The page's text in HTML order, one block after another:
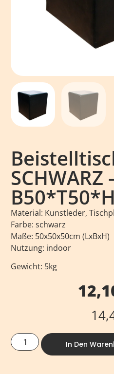
SCHWARZ
Material: Kunstleder,
Farbe: schwarz
Maße: 50x50x50cm (LxBxH)
Nutzung: indoor
Gewicht: 5kg
In Den